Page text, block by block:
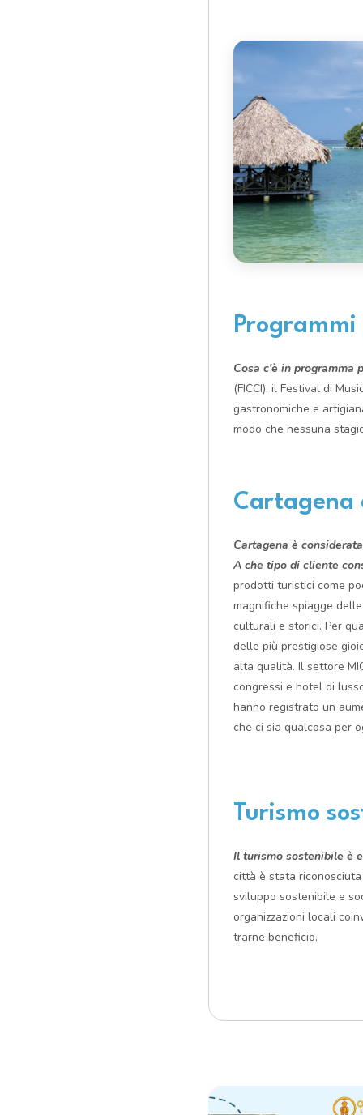
Programmi
Cosa c'è in programma
(FICCI), il Festival di
gastronomiche e
modo che nessuna
Cartagena
Cartagena è
A che tipo di cliente
prodotti turistici come
magnifiche spiagge
culturali e storici. Per
delle più prestigiose
alta qualità. Il settore
congressi e hotel di
hanno registrato un
che ci sia qualcosa per
Turismo
Il turismo sostenibile è
città è stata
sviluppo sostenibile e
organizzazioni locali
trarne beneficio.